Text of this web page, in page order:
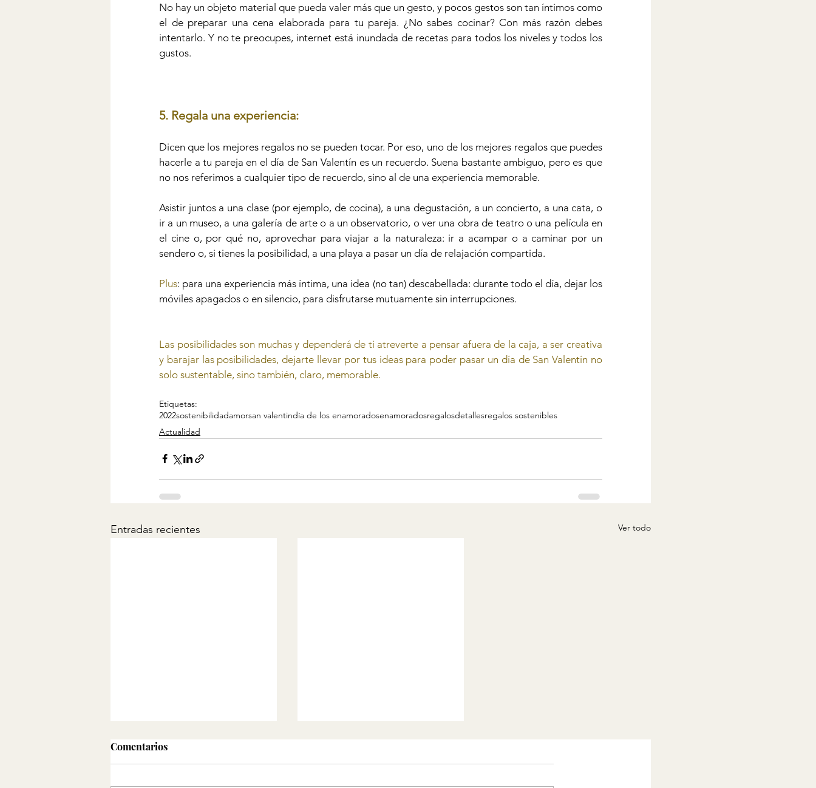
No hay un objeto material que pueda valer más que un gesto, y pocos gestos son tan íntimos como
el de preparar una cena elaborada para tu pareja. ¿No sabes cocinar? Con más razón debes
intentarlo. Y no te preocupes, internet está inundada de recetas para todos los niveles y todos los
gustos.
5. Regala una experiencia:
Dicen que los mejores regalos no se pueden tocar. Por eso, uno de los mejores regalos que puedes
hacerle a tu pareja en el día de San Valentín es un recuerdo. Suena bastante ambiguo, pero es que
no nos referimos a cualquier tipo de recuerdo, sino al de una experiencia memorable.
Asistir juntos a una clase (por ejemplo, de cocina), a una degustación, a un concierto, a una cata, o
ir a un museo, a una galería de arte o a un observatorio, o ver una obra de teatro o una película en
el cine o, por qué no, aprovechar para viajar a la naturaleza: ir a acampar o a caminar por un
sendero o, si tienes la posibilidad, a una playa a pasar un día de relajación compartida.
Plus: para una experiencia más íntima, una idea (no tan) descabellada: durante todo el día, dejar los
móviles apagados o en silencio, para disfrutarse mutuamente sin interrupciones.
Las posibilidades son muchas y dependerá de ti atreverte a pensar afuera de la caja, a ser creativa
y barajar las posibilidades, dejarte llevar por tus ideas para poder pasar un día de San Valentín no
solo sustentable, sino también, claro, memorable.
Etiquetas:
2022sostenibilidadamorsan valentindía de los enamoradosenamoradosregalosdetallesregalos sostenibles
Actualidad
Entradas recientes Ver todo
Comentarios